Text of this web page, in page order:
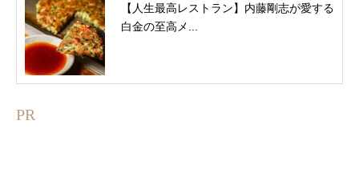
【人生最高レストラン】内藤剛志が愛する
白金の至高メ...
PR